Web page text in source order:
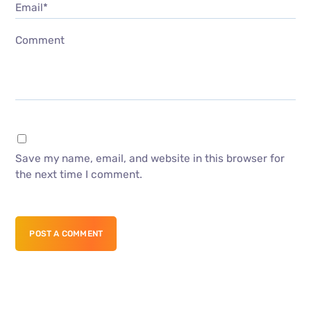
Email*
Comment
Save my name, email, and website in this browser for
the next time I comment.
POST A COMMENT